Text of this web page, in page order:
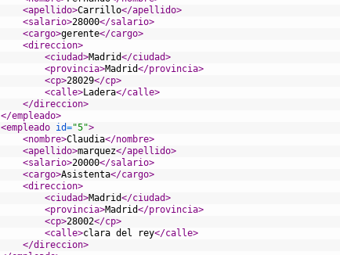
<apellido>Carrillo</apellido>
<salario>28000</salario>
<cargo>gerente</cargo>
<direccion>
<ciudad>Madrid</ciudad>
<provincia>Madrid</provincia>
<cp>28029</cp>
<calle>Ladera</calle>
</direccion>
</empleado>
<empleado id="5">
<nombre>Claudia</nombre>
<apellido>marquez</apellido>
<salario>20000</salario>
<cargo>Asistenta</cargo>
<direccion>
<ciudad>Madrid</ciudad>
<provincia>Madrid</provincia>
<cp>28002</cp>
<calle>clara del rey</calle>
</direccion>